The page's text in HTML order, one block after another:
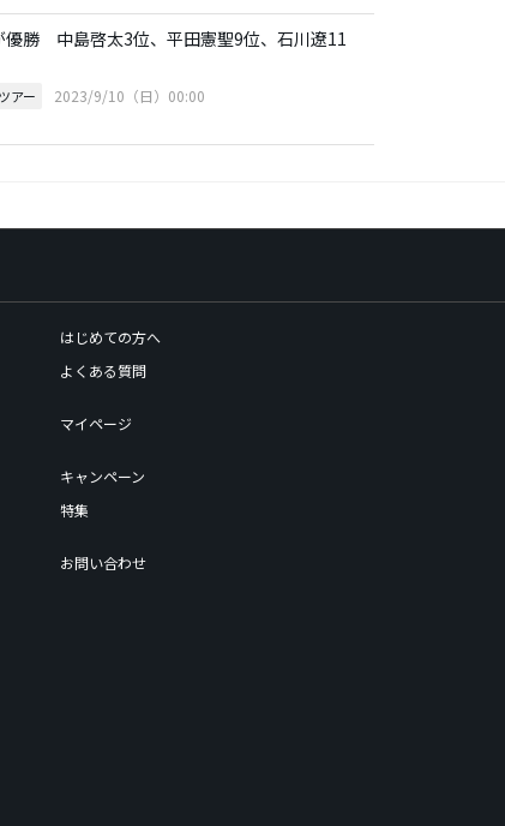
優勝 中島啓太3位、平田憲聖9位、石川遼11
アー 2023/9/10（日）00:00
はじめての方へ
よくある質問
マイページ
キャンペーン
特集
お問い合わせ